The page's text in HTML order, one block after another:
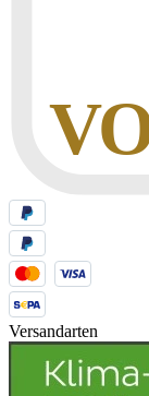
Versandarten